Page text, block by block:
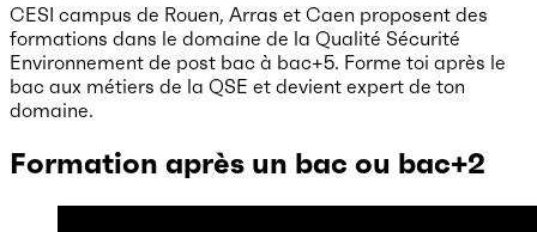
CESI campus de Rouen, Arras et Caen proposent des
formations dans le domaine de la Qualité Sécurité
Environnement de post bac à bac+5. Forme toi après le
bac aux métiers de la QSE et devient expert de ton
domaine.
Formation après un bac ou bac+2